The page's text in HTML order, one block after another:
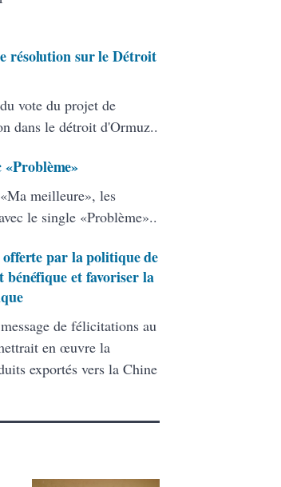
résolution sur le Détroit
vote du projet de
dans le détroit d'Ormuz..
«Problème»
meilleure», les
le single «Problème»..
par la politique de
et favoriser la
de félicitations au
en œuvre la
exportés vers la Chine